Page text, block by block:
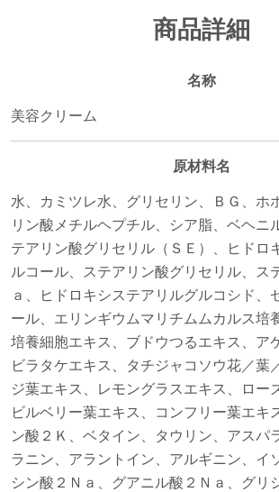
商品詳細
名称
美容クリーム
原材料名
水、カミツレ水、グリセリン、ＢＧ、ホ
リン酸メチルヘプチル、シア脂、ベヘニ
テアリン酸グリセリル（ＳＥ）、ヒドロ
ルコール、ステアリン酸グリセリル、ス
ａ、ヒドロキシステアリルグルコシド、
ール、エリンギウムマリチムムカルス培
培養細胞エキス、ブドウつるエキス、ア
ビラタケエキス、タチジャコソウ花／葉
ジ葉エキス、レモングラスエキス、ロー
ビルベリー葉エキス、コンフリー葉エキ
ン酸２Ｋ、ベタイン、タウリン、アスパ
ラニン、アラントイン、アルギニン、イ
シン酸２Ｎａ、グアニル酸２Ｎａ、グリ